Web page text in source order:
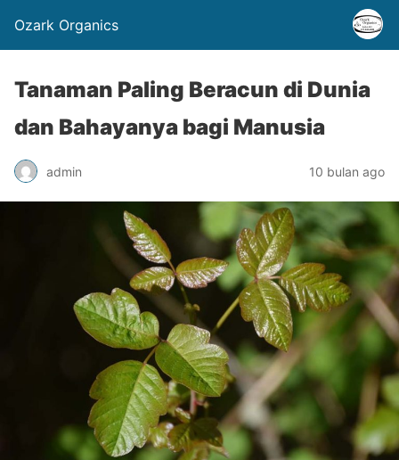
Ozark Organics
Tanaman Paling Beracun di Dunia
dan Bahayanya bagi Manusia
admin 10 bulan ago